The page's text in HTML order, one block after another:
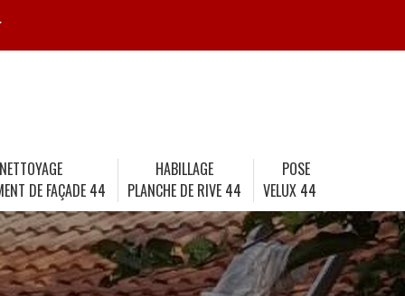
DE FAÇADE 44
HABILLAGE
PLANCHE DE RIVE 44
POSE
VELUX 44